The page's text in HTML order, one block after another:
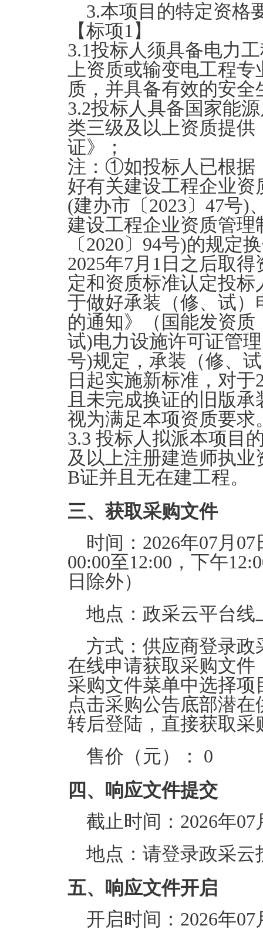
3.本项目的特定资格
【标项1】
3.1投标人须具备电力
上资质或输变电工程
质，并具备有效的安全
3.2投标人具备国家能
类三级及以上资质提
证》；
注：①如投标人已根据
好有关建设工程企业
(建办市〔2023〕47号)
建设工程企业资质管
〔2020〕94号)的规定
2025年7月1日之后取
定和资质标准认定投
于做好承装（修、试
的通知》（国能发资质
试)电力设施许可证管
号)规定，承装（修、
日起实施新标准，对
且未完成换证的旧版
视为满足本项资质要求
3.3 投标人拟派本项目
及以上注册建造师执
B证并且无在建工程。
三、获取采购文件
时间： 2026年07月07
00:00至12:00 ，下午
日除外）
地点： 政采云平台线
方式： 供应商登录政
在线申请获取采购文件
采购文件菜单中选择
点击采购公告底部潜
转后登陆，直接获取采
售价（元）： 0
四、响应文件提交
截止时间： 2026年07
地点： 请登录政采云
五、响应文件开启
开启时间： 2026年07